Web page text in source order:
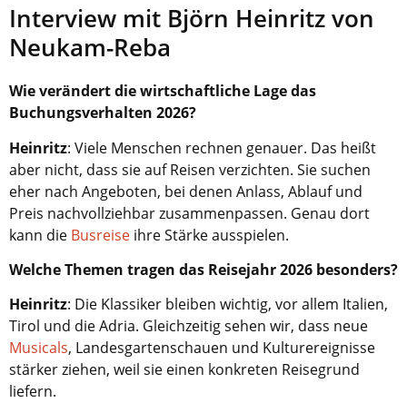
Interview mit Björn Heinritz von
Neukam-Reba
Wie verändert die wirtschaftliche Lage das
Buchungsverhalten 2026?
Heinritz: Viele Menschen rechnen genauer. Das heißt
aber nicht, dass sie auf Reisen verzichten. Sie suchen
eher nach Angeboten, bei denen Anlass, Ablauf und
Preis nachvollziehbar zusammenpassen. Genau dort
kann die Busreise ihre Stärke ausspielen.
Welche Themen tragen das Reisejahr 2026 besonders?
Heinritz: Die Klassiker bleiben wichtig, vor allem Italien,
Tirol und die Adria. Gleichzeitig sehen wir, dass neue
Musicals, Landesgartenschauen und Kulturereignisse
stärker ziehen, weil sie einen konkreten Reisegrund
liefern.